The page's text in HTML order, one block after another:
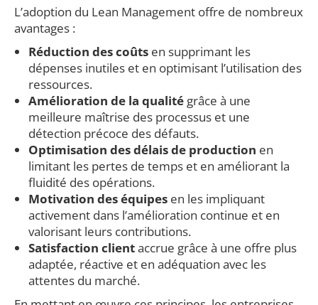
L’adoption du Lean Management offre de nombreux
avantages :
Réduction des coûts en supprimant les
dépenses inutiles et en optimisant l’utilisation des
ressources.
Amélioration de la qualité grâce à une
meilleure maîtrise des processus et une
détection précoce des défauts.
Optimisation des délais de production en
limitant les pertes de temps et en améliorant la
fluidité des opérations.
Motivation des équipes en les impliquant
activement dans l’amélioration continue et en
valorisant leurs contributions.
Satisfaction clientaccrue grâce à une offre plus
adaptée, réactive et en adéquation avec les
attentes du marché.